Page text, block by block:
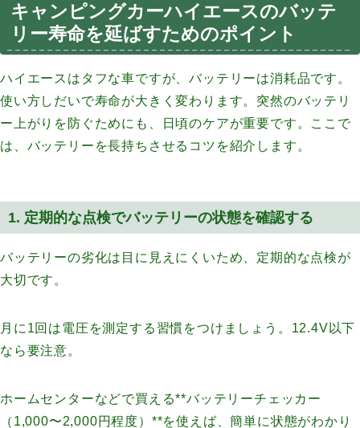
キャンピングカーハイエースのバッテ
リー寿命を延ばすためのポイント
ハイエースはタフな車ですが、バッテリーは消耗品です。
使い方しだいで寿命が大きく変わります。突然のバッテリ
ー上がりを防ぐためにも、日頃のケアが重要です。ここで
は、バッテリーを長持ちさせるコツを紹介します。
1. 定期的な点検でバッテリーの状態を確認する
バッテリーの劣化は目に見えにくいため、定期的な点検が
大切です。
月に1回は電圧を測定する習慣をつけましょう。12.4V以下
なら要注意。
ホームセンターなどで買える**バッテリーチェッカー
（1,000〜2,000円程度）**を使えば、簡単に状態がわかり